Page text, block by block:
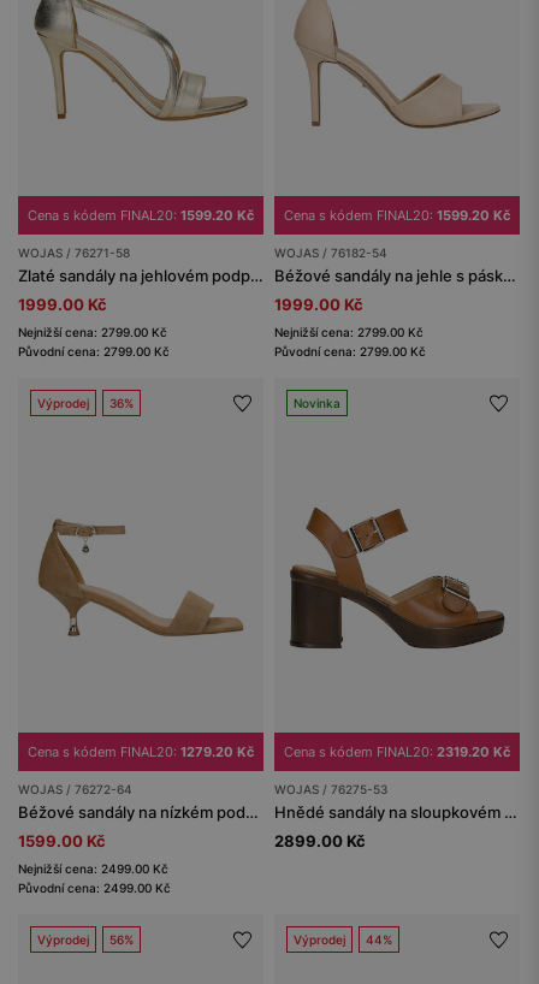
Cena s kódem FINAL20: 1599.20 Kč
WOJAS / 76271-58
Zlaté sandály na jehlovém podpatku s křížícími se pásky
1999.00 Kč
Nejnižší cena: 2799.00 Kč
Původní cena: 2799.00 Kč
Cena s kódem FINAL20: 1599.20 Kč
WOJAS / 76182-54
Béžové sandály na jehle s páskem kolem kotníku
1999.00 Kč
Nejnižší cena: 2799.00 Kč
Původní cena: 2799.00 Kč
Výprodej 36%
Cena s kódem FINAL20: 1279.20 Kč
WOJAS / 76272-64
Béžové sandály na nízkém podpatku
1599.00 Kč
Nejnižší cena: 2499.00 Kč
Původní cena: 2499.00 Kč
Novinka
Cena s kódem FINAL20: 2319.20 Kč
WOJAS / 76275-53
Hnědé sandály na sloupkovém podpatku s ozdobnou přezkou
2899.00 Kč
Výprodej 56% Výprodej 44%